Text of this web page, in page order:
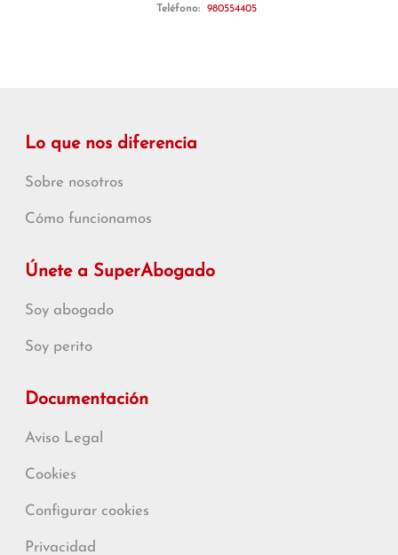
Teléfono:
980554405
Lo que nos diferencia
Sobre nosotros
Cómo funcionamos
Únete a SuperAbogado
Soy abogado
Soy perito
Documentación
Aviso Legal
Cookies
Configurar cookies
Privacidad